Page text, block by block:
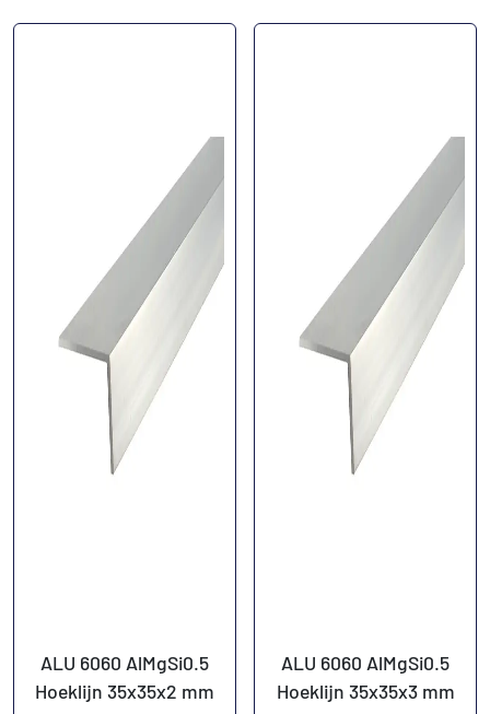
ALU 6060 AlMgSi0.5
Hoeklijn 35x35x2 mm
ALU 6060 AlMgSi0.5
Hoeklijn 35x35x3 mm